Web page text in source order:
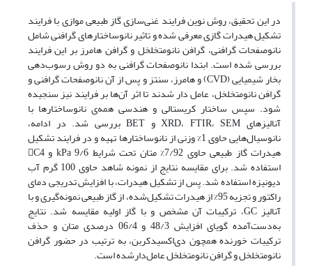
در این تحقیق، روش نوین فرایند غنی‌سازی گاز طبیعی موازی با فرایند
تشکیل هیدرات گازی معرفی شده و تاثیر نانوساختارهای گرافنی شامل
نانوصفحات گرافنی، گرافن نانومتخلخل و گرافن هامرز بر این فرایند
بررسی شده است. ابتدا نانوصفحات گرافنی به دو روش رسوب‌دهی
بخار شیمیایی (CVD) و هامرز، سنتز و پس از آن نانوصفحات گرافنی و
گرافن نانومتخلخل، عامل دار شدند تا اثر آن‌ها بر فرایند نیز سنجیده
شود. سپس ساختار کریستالی و هندسی همه‌ی نانوساختارها با
آنالیز‌های XRD، FTIR، SEM و BET بررسی شد. در ادامه،
نانوسیال‌هایی حاوی 1% وزنی از نانوساختارها تهیه و در فرایند تشکیل
هیدرات گاز طبیعی حاوی 7/92% متان تحت شرایط kPa 9/6 و C4
استفاده شد. برای مقایسه نتایج از نمونه شاهد حاوی 100 گرم آب
دیونیزه استفاده شد. پس از تشکیل هیدرات، با افزایش تدریجی دمای
راکتور و تجزیه 95% از هیدرات تشکیل‌شده، از گاز طبیعی نمونه‌گیری و با
آنالیز GC، ترکیبات آن مشخص و با گاز اولیه مقایسه شد. نتایج
به‌دست‌آمده گویای افزایش 48/3 و 06/4 درصدی متان و حذف
ترکیبات خورنده همچون دی‌اکسیدکربن، به ترتیب در حضور گرافن
نانومتخلخل و گرافن نانومتخلخل عامل‌دارشده است.